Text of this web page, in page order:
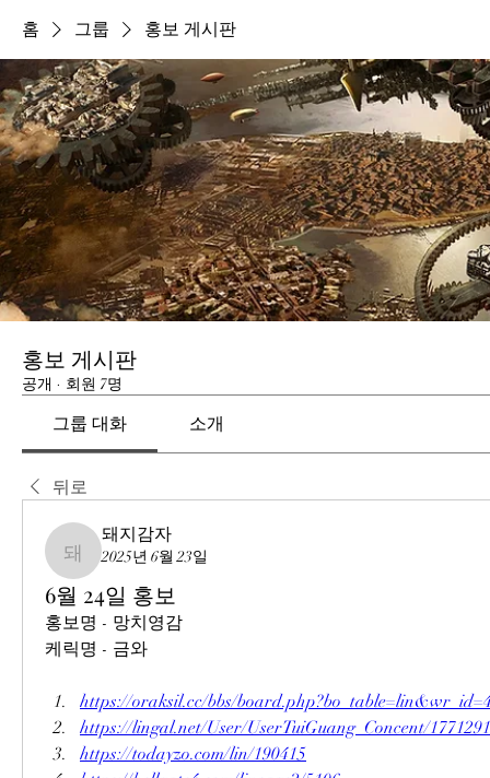
홈 그룹 홍보 게시판
홍보 게시판
공개 · 회원 7명
그룹 대화 소개
뒤로
돼지감자
돼지감자
2025년 6월 23일
6월 24일 홍보
홍보명 - 망치영감
케릭명 - 금와
https://oraksil.cc/bbs/
https://lingal.net/User/UserTuiGuang_Concent/1771291
https://todayzo.com/lin/190415